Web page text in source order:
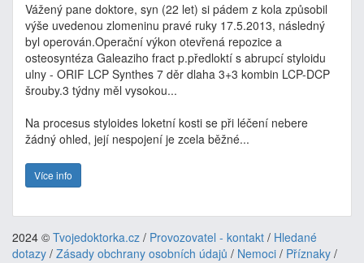
Vážený pane doktore, syn (22 let) si pádem z kola způsobil
výše uvedenou zlomeninu pravé ruky 17.5.2013, následný
byl operován.Operační výkon otevřená repozice a
osteosyntéza Galeaziho fract p.předloktí s abrupcí styloidu
ulny - ORIF LCP Synthes 7 děr dlaha 3+3 kombin LCP-DCP
šrouby.3 týdny měl vysokou...
Na procesus styloides loketní kosti se při léčení nebere
žádný ohled, její nespojení je zcela běžné...
Více info
2024 © Tvojedoktorka.cz / Provozovatel - kontakt / Hledané
dotazy / Zásady obchrany osobních údajů / Nemoci / Příznaky /